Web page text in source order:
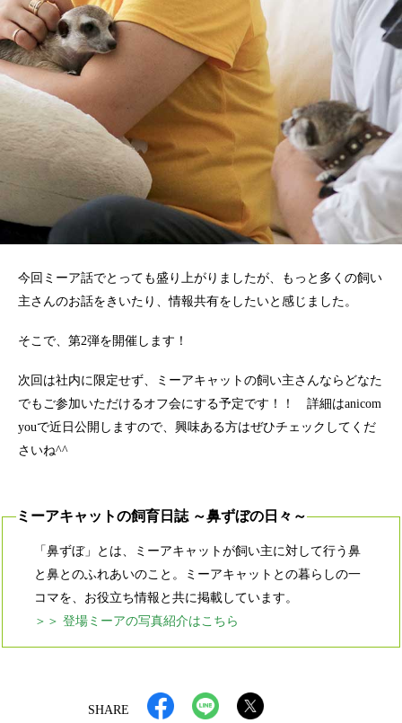
今回ミーア話でとっても盛り上がりましたが、もっと多くの飼い
主さんのお話をきいたり、情報共有をしたいと感じました。
そこで、第2弾を開催します！
次回は社内に限定せず、ミーアキャットの飼い主さんならどなた
でもご参加いただけるオフ会にする予定です！！ 詳細はanicom
youで近日公開しますので、興味ある方はぜひチェックしてくだ
さいね^^
ミーアキャットの飼育日誌 ～鼻ずぼの日々～
「鼻ずぼ」とは、ミーアキャットが飼い主に対して行う鼻
と鼻とのふれあいのこと。ミーアキャットとの暮らしの一
コマを、お役立ち情報と共に掲載しています。
＞＞ 登場ミーアの写真紹介はこちら
SHARE